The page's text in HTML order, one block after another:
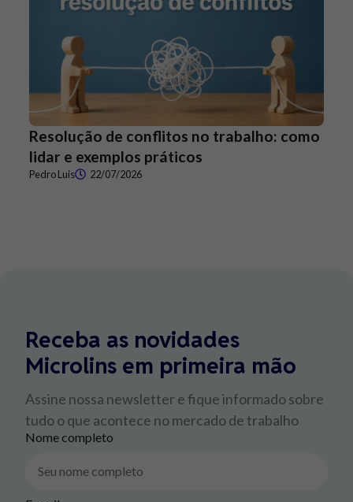
Resolução de conflitos no trabalho: como
lidar e exemplos práticos
Pedro Luis 22/07/2026
Receba as novidades
Microlins em primeira mão
Assine nossa newsletter e fique informado sobre
tudo o que acontece no mercado de trabalho
Nome completo